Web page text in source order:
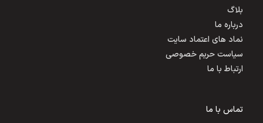
بلاگ
درباره ما
نماد های اعتماد سایت
سیاست حریم خصوصی
ارتباط با ما
تماس با ما